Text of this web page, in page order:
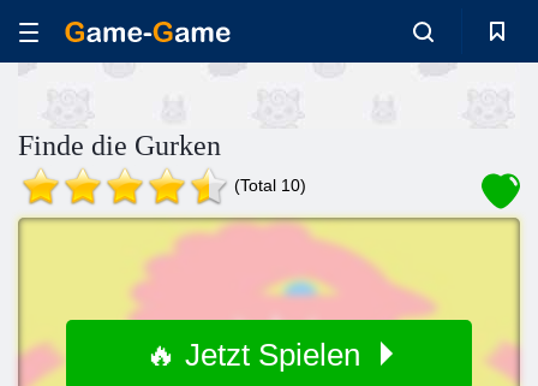
Finde die Gurken
(Total 10)
🔥 Jetzt Spielen